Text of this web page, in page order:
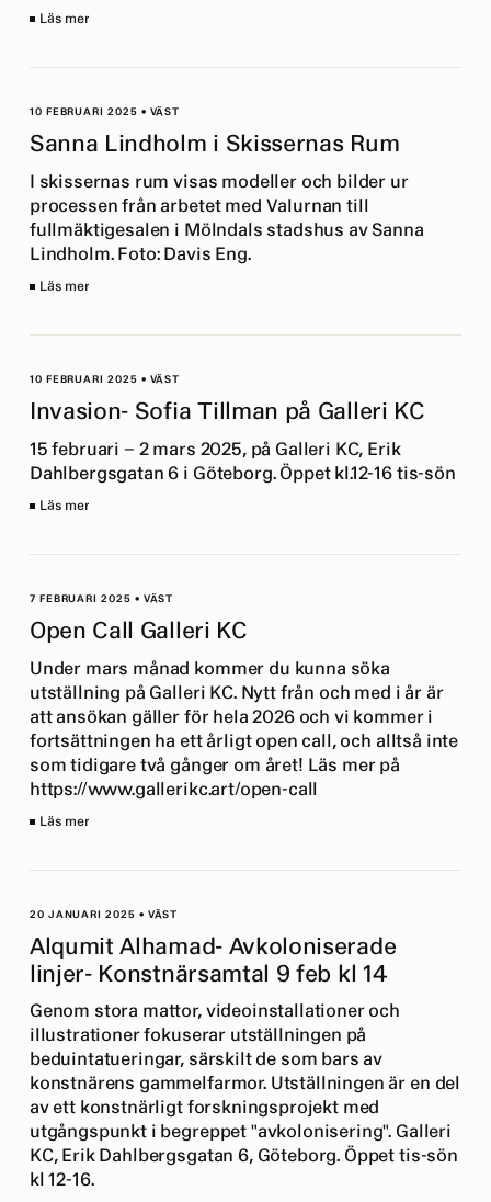
Läs mer
10 FEBRUARI 2025 • VÄST
Sanna Lindholm i Skissernas Rum
I skissernas rum visas modeller och bilder ur
processen från arbetet med Valurnan till
fullmäktigesalen i Mölndals stadshus av Sanna
Lindholm. Foto: Davis Eng.
Läs mer
10 FEBRUARI 2025 • VÄST
Invasion- Sofia Tillman på Galleri KC
15 februari – 2 mars 2025, på Galleri KC, Erik
Dahlbergsgatan 6 i Göteborg. Öppet kl.12-16 tis-sön
Läs mer
7 FEBRUARI 2025 • VÄST
Open Call Galleri KC
Under mars månad kommer du kunna söka
utställning på Galleri KC. Nytt från och med i år är
att ansökan gäller för hela 2026 och vi kommer i
fortsättningen ha ett årligt open call, och alltså inte
som tidigare två gånger om året! Läs mer på
https://www.gallerikc.art/open-call
Läs mer
20 JANUARI 2025 • VÄST
Alqumit Alhamad- Avkoloniserade
linjer- Konstnärsamtal 9 feb kl 14
Genom stora mattor, videoinstallationer och
illustrationer fokuserar utställningen på
beduintatueringar, särskilt de som bars av
konstnärens gammelfarmor. Utställningen är en del
av ett konstnärligt forskningsprojekt med
utgångspunkt i begreppet "avkolonisering". Galleri
KC, Erik Dahlbergsgatan 6, Göteborg. Öppet tis-sön
kl 12-16.